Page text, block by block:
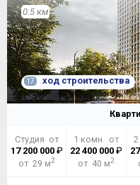
0.5 км
17 ход строительства
Студия от
17 200 000₽
от 29 м2
1 комн. от
22 400 000 ₽
от 40 м2